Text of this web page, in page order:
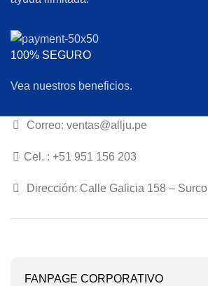
100% SEGURO
Vea nuestros beneficios.
Correo: ventas@allju.pe
Cel. : +51 951 156 203
Dirección: Calle Galicia 158 – Surco
FANPAGE CORPORATIVO